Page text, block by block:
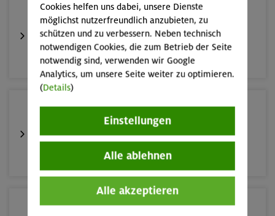
22./23.08.26
Bouldern für Einsteiger indoor
München
23.08.26
Schnupperkletterkurs indoor
25.08./01./08.09.26
Cookies helfen uns dabei, unsere Dienste
möglichst nutzerfreundlich anzubieten, zu
schützen und zu verbessern. Neben technisch
notwendigen Cookies, die zum Betrieb der Seite
notwendig sind, verwenden wir Google
Analytics, um unsere Seite weiter zu optimieren.
(Details)
Einstellungen
Alle ablehnen
Alle akzeptieren